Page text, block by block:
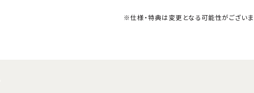
※仕様・特典は変更となる可能性がございま